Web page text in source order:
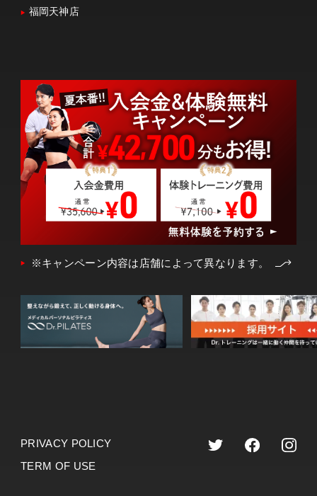
福岡天神店
※キャンペーン内容は店舗によって異なります。
PRIVACY POLICY
TERM OF USE